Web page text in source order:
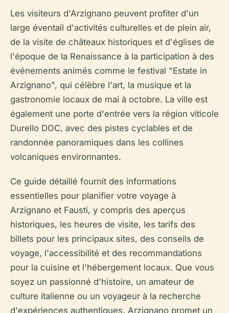
Les visiteurs d'Arzignano peuvent profiter d'un
large éventail d'activités culturelles et de plein air,
de la visite de châteaux historiques et d'églises de
l'époque de la Renaissance à la participation à des
événements animés comme le festival "Estate in
Arzignano", qui célèbre l'art, la musique et la
gastronomie locaux de mai à octobre. La ville est
également une porte d'entrée vers la région viticole
Durello DOC, avec des pistes cyclables et de
randonnée panoramiques dans les collines
volcaniques environnantes.
Ce guide détaillé fournit des informations
essentielles pour planifier votre voyage à
Arzignano et Fausti, y compris des aperçus
historiques, les heures de visite, les tarifs des
billets pour les principaux sites, des conseils de
voyage, l'accessibilité et des recommandations
pour la cuisine et l'hébergement locaux. Que vous
soyez un passionné d'histoire, un amateur de
culture italienne ou un voyageur à la recherche
d'expériences authentiques, Arzignano promet un